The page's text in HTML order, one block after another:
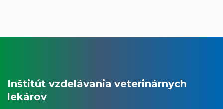
Inštitút vzdelávania veterinárnych
lekárov